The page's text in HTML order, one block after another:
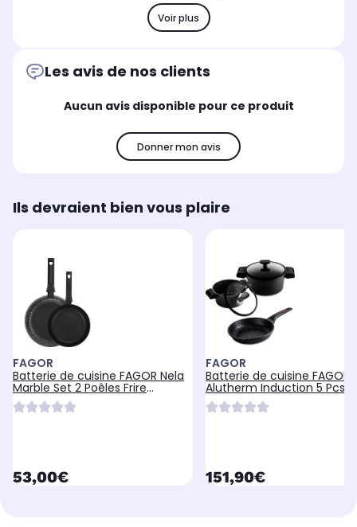
Voir plus
Les avis de nos clients
Aucun avis disponible pour ce produit
Donner mon avis
Ils devraient bien vous plaire
FAGOR
Batterie de cuisine FAGOR Nela
Marble Set 2 Poêles Frire
Induction
currentPrice
53,00€
FAGOR
Batterie de cuisine FAGOR
Alutherm Induction 5 Pcs
Aluminium
currentPrice
151,90€